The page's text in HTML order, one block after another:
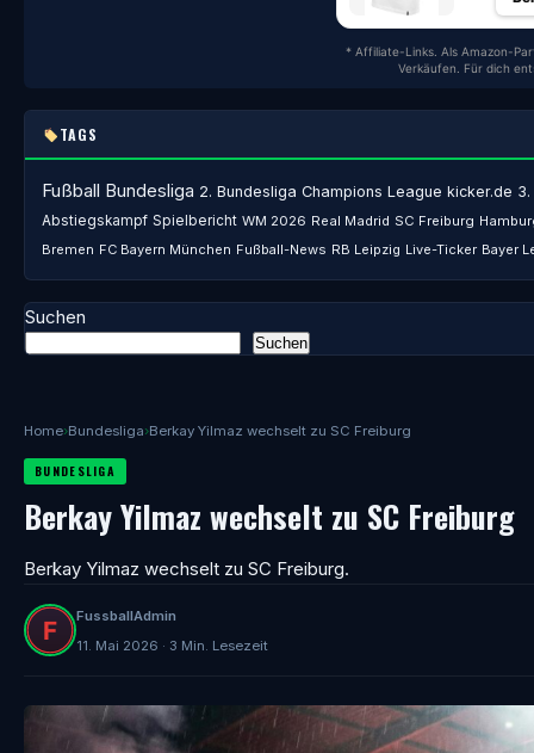
Home›Bundesliga›Berkay Yilmaz wechselt zu SC Freiburg
BUNDESLIGA
Berkay Yilmaz wechselt zu SC Freiburg
Berkay Yilmaz wechselt zu SC Freiburg.
FussballAdmin
11. Mai 2026 · 3 Min. Lesezeit
* Affiliate-Links. Als Amazon-
Verkäufen. Für dich
TAGS
Fußball Bundesliga 2. Bundesliga Champions League kicker.de 3.
Abstiegskampf Spielbericht WM 2026 Real Madrid SC Freiburg
Bremen FC Bayern München Fußball-News RB Leipzig Live-Ticker Bayer
Suchen
Suchen